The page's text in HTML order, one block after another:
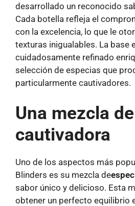
desarrollado un reconocido
Cada botella refleja el
con la excelencia, lo que le
texturas inigualables. La base
cuidadosamente refinado
selección de especias que
particularmente cautivadores.
Una mezcla
cautivadora
Uno de los aspectos más
Blinders es su mezcla de
sabor único y delicioso. Esta
obtener un perfecto equilibrio